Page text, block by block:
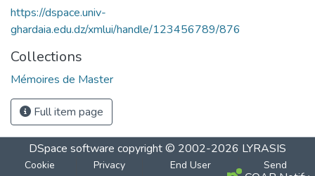
https://dspace.univ-
ghardaia.edu.dz/xmlui/handle/123456789/876
Collections
Mémoires de Master
Full item page
DSpace software copyright © 2002-2026 LYRASIS
Cookie
Privacy
End User
Send